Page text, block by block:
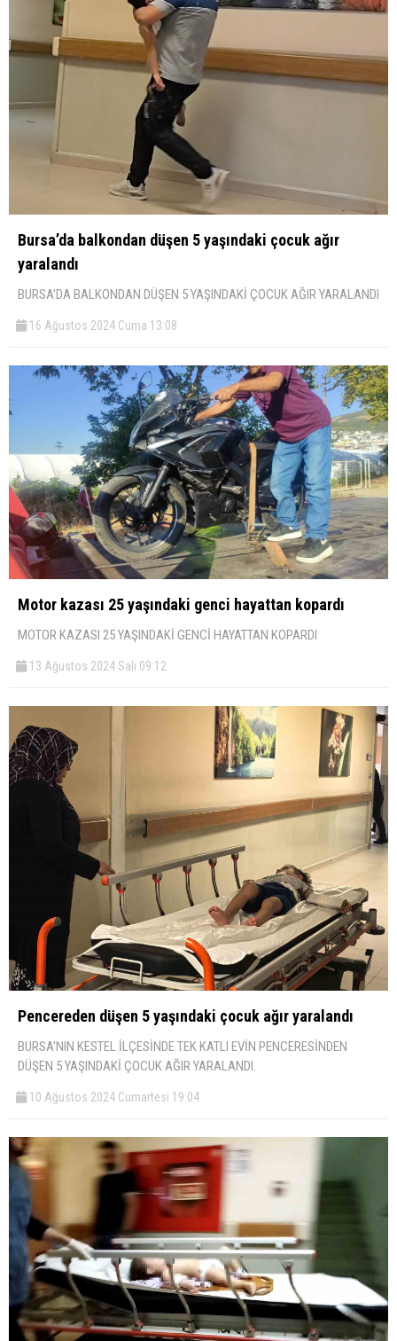
Bursa’da balkondan düşen 5 yaşındaki çocuk ağır
yaralandı
BURSA’DA BALKONDAN DÜŞEN 5 YAŞINDAKİ ÇOCUK AĞIR YARALANDI
16 Ağustos 2024 Cuma 13:08
Motor kazası 25 yaşındaki genci hayattan kopardı
MOTOR KAZASI 25 YAŞINDAKİ GENCİ HAYATTAN KOPARDI
13 Ağustos 2024 Salı 09:12
Pencereden düşen 5 yaşındaki çocuk ağır yaralandı
BURSA'NIN KESTEL İLÇESİNDE TEK KATLI EVİN PENCERESİNDEN
DÜŞEN 5 YAŞINDAKİ ÇOCUK AĞIR YARALANDI.
10 Ağustos 2024 Cumartesi 19:04